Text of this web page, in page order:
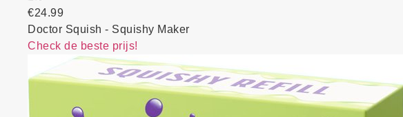
€24.99
Doctor Squish - Squishy Maker
Check de beste prijs!